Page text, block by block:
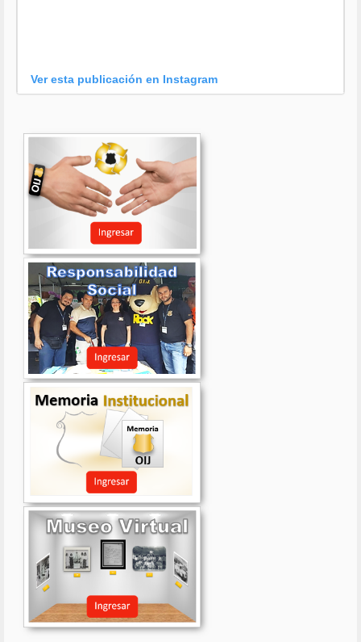
Ver esta publicación en Instagram